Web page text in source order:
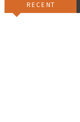
RECENT